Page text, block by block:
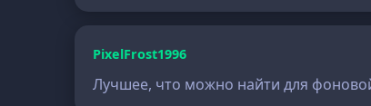
PixelFrost1996
Лучшее, что можно найти для